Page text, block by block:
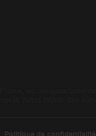
Politique de confidentialité